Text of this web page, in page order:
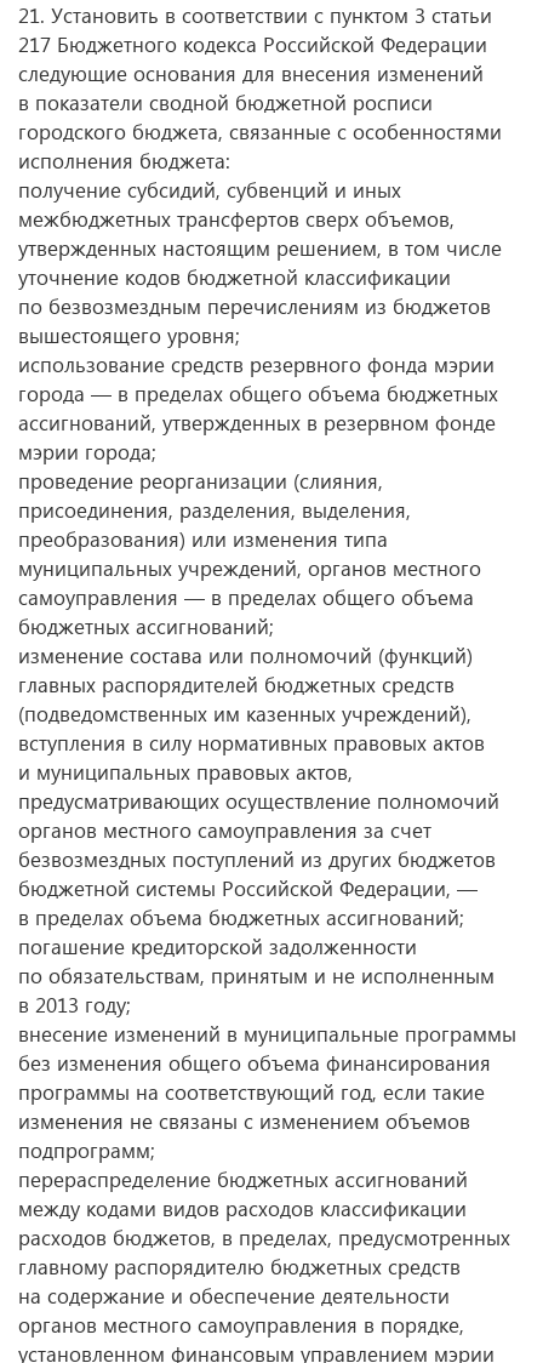
21. Установить в соответствии с пунктом 3 статьи
217 Бюджетного кодекса Российской Федерации
следующие основания для внесения изменений
в показатели сводной бюджетной росписи
городского бюджета, связанные с особенностями
исполнения бюджета:
получение субсидий, субвенций и иных
межбюджетных трансфертов сверх объемов,
утвержденных настоящим решением, в том числе
уточнение кодов бюджетной классификации
по безвозмездным перечислениям из бюджетов
вышестоящего уровня;
использование средств резервного фонда мэрии
города — в пределах общего объема бюджетных
ассигнований, утвержденных в резервном фонде
мэрии города;
проведение реорганизации (слияния,
присоединения, разделения, выделения,
преобразования) или изменения типа
муниципальных учреждений, органов местного
самоуправления — в пределах общего объема
бюджетных ассигнований;
изменение состава или полномочий (функций)
главных распорядителей бюджетных средств
(подведомственных им казенных учреждений),
вступления в силу нормативных правовых актов
и муниципальных правовых актов,
предусматривающих осуществление полномочий
органов местного самоуправления за счет
безвозмездных поступлений из других бюджетов
бюджетной системы Российской Федерации, —
в пределах объема бюджетных ассигнований;
погашение кредиторской задолженности
по обязательствам, принятым и не исполненным
в 2013 году;
внесение изменений в муниципальные программы
без изменения общего объема финансирования
программы на соответствующий год, если такие
изменения не связаны с изменением объемов
подпрограмм;
перераспределение бюджетных ассигнований
между кодами видов расходов классификации
расходов бюджетов, в пределах, предусмотренных
главному распорядителю бюджетных средств
на содержание и обеспечение деятельности
органов местного самоуправления в порядке,
установленном финансовым управлением мэрии